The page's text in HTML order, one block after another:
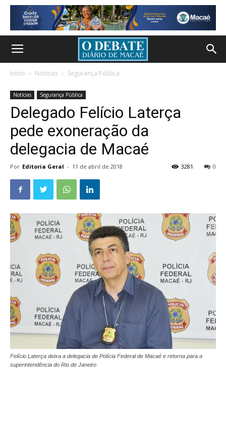
Início Notícias Segurança Pública
Notícias Segurança Pública
Delegado Felício Laterça
pede exoneração da
delegacia de Macaé
Por Editoria Geral - 11 de abril de 2018 0
3281
Felício Laterça deixa a delegacia de Polícia Federal de Macaé e retorna para a
superintendência do Rio de Janeiro